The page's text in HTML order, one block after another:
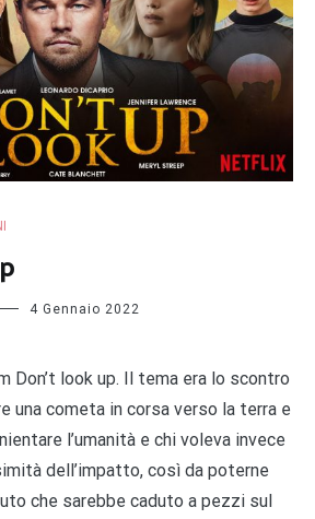
4 Gennaio 2022
Don’t look up. Il tema era lo scontro
una cometa in corsa verso la terra e
l’umanità e chi voleva invece
dell’impatto, così da poterne
che sarebbe caduto a pezzi sul